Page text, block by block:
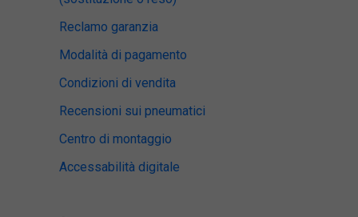
Reclamo garanzia
Modalità di pagamento
Condizioni di vendita
Recensioni sui pneumatici
Centro di montaggio
Accessabilità digitale